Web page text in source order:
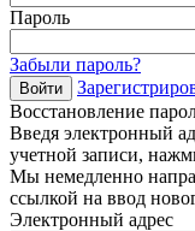
Пароль
Забыли пароль?
Войти
Восстановление
Введя электронный
учетной записи,
Мы немедленно
ссылкой на ввод
Электронный адрес